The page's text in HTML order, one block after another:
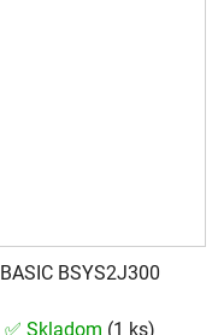
BASIC BSYS2J300
✅ Skladom (1 ks)